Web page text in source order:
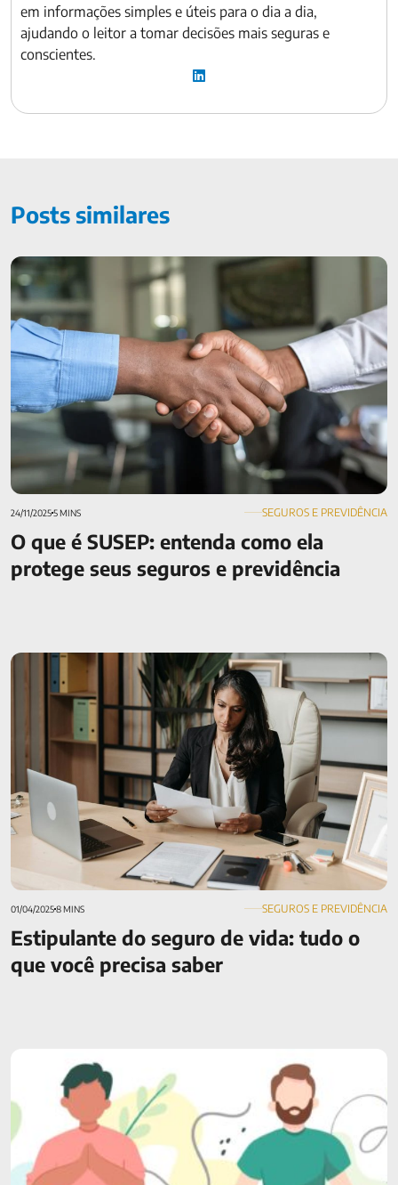
em informações simples e úteis para o dia a dia,
ajudando o leitor a tomar decisões mais seguras e
conscientes.
Posts similares
O que é SUSEP: entenda como ela protege seus seguros e
previdência
24/11/20255 MINS SEGUROS E PREVIDÊNCIA
O que é SUSEP: entenda como ela
protege seus seguros e previdência
Estipulante do seguro de vida: tudo o que você precisa saber
01/04/20258 MINS SEGUROS E PREVIDÊNCIA
Estipulante do seguro de vida: tudo o
que você precisa saber
Como ficar tranquilo em um mundo estressante?